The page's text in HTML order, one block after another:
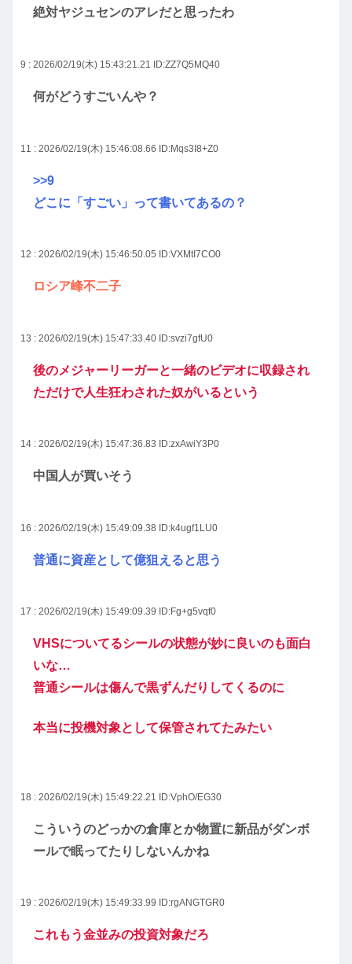
絶対ヤジュセンのアレだと思ったわ
9 : 2026/02/19(木) 15:43:21.21 ID:ZZ7Q5MQ40
何がどうすごいんや？
11 : 2026/02/19(木) 15:46:08.66 ID:Mqs3I8+Z0
>>9
どこに「すごい」って書いてあるの？
12 : 2026/02/19(木) 15:46:50.05 ID:VXMtI7CO0
ロシア峰不二子
13 : 2026/02/19(木) 15:47:33.40 ID:svzi7gfU0
後のメジャーリーガーと一緒のビデオに収録され
ただけで人生狂わされた奴がいるという
14 : 2026/02/19(木) 15:47:36.83 ID:zxAwiY3P0
中国人が買いそう
16 : 2026/02/19(木) 15:49:09.38 ID:k4ugf1LU0
普通に資産として億狙えると思う
17 : 2026/02/19(木) 15:49:09.39 ID:Fg+g5vqf0
VHSについてるシールの状態が妙に良いのも面白
いな…
普通シールは傷んで黒ずんだりしてくるのに
本当に投機対象として保管されてたみたい
18 : 2026/02/19(木) 15:49:22.21 ID:VphO/EG30
こういうのどっかの倉庫とか物置に新品がダンボ
ールで眠ってたりしないんかね
19 : 2026/02/19(木) 15:49:33.99 ID:rgANGTGR0
これもう金並みの投資対象だろ